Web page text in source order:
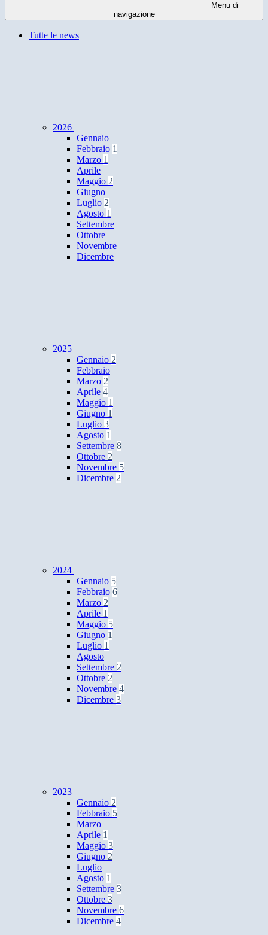
Menu di
navigazione
Tutte le news
2026
Gennaio
Febbraio 1
Marzo 1
Aprile
Maggio 2
Giugno
Luglio 2
Agosto 1
Settembre
Ottobre
Novembre
Dicembre
2025
Gennaio 2
Febbraio
Marzo 2
Aprile 4
Maggio 1
Giugno 1
Luglio 3
Agosto 1
Settembre 8
Ottobre 2
Novembre 5
Dicembre 2
2024
Gennaio 5
Febbraio 6
Marzo 2
Aprile 1
Maggio 5
Giugno 1
Luglio 1
Agosto
Settembre 2
Ottobre 2
Novembre 4
Dicembre 3
2023
Gennaio 2
Febbraio 5
Marzo
Aprile 1
Maggio 3
Giugno 2
Luglio
Agosto 1
Settembre 3
Ottobre 3
Novembre 6
Dicembre 4